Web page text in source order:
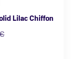
Lilac Chiffon